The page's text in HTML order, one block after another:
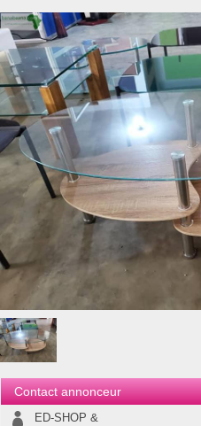
Contact annonceur
ED-SHOP &